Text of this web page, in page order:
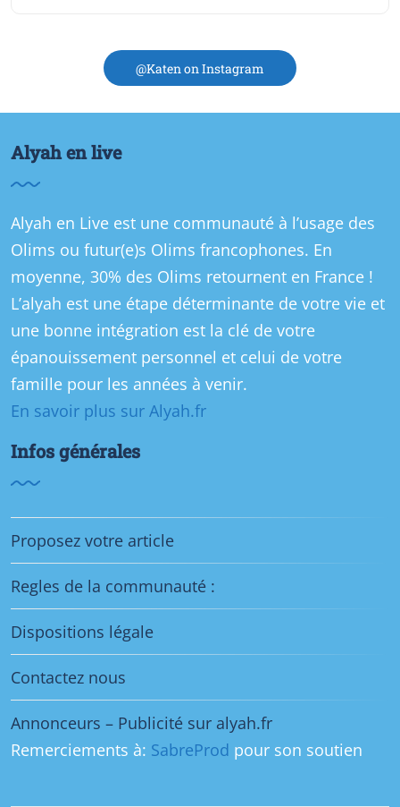
@Katen on Instagram
Alyah en live
Alyah en Live est une communauté à l’usage des
Olims ou futur(e)s Olims francophones. En
moyenne, 30% des Olims retournent en France !
L’alyah est une étape déterminante de votre vie et
une bonne intégration est la clé de votre
épanouissement personnel et celui de votre
famille pour les années à venir.
En savoir plus sur Alyah.fr
Infos générales
Proposez votre article
Regles de la communauté :
Dispositions légale
Contactez nous
Annonceurs – Publicité sur alyah.fr
Remerciements à: SabreProd pour son soutien